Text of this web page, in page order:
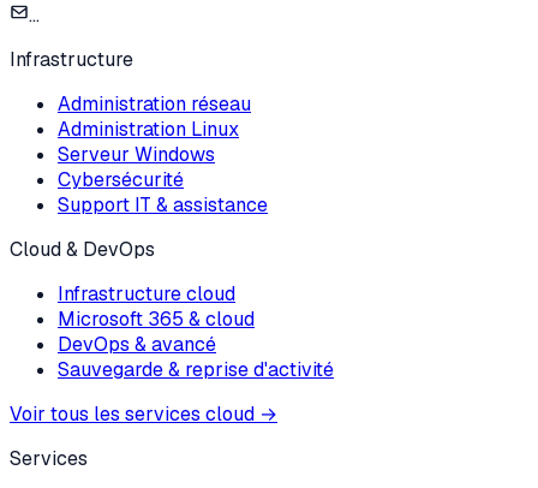
...
Infrastructure
Administration réseau
Administration Linux
Serveur Windows
Cybersécurité
Support IT & assistance
Cloud & DevOps
Infrastructure cloud
Microsoft 365 & cloud
DevOps & avancé
Sauvegarde & reprise d'activité
Voir tous les services cloud →
Services